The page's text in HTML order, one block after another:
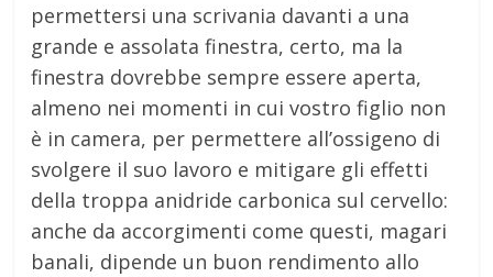
permettersi una scrivania davanti a una
grande e assolata finestra, certo, ma la
finestra dovrebbe sempre essere aperta,
almeno nei momenti in cui vostro figlio non
è in camera, per permettere all’ossigeno di
svolgere il suo lavoro e mitigare gli effetti
della troppa anidride carbonica sul cervello:
anche da accorgimenti come questi, magari
banali, dipende un buon rendimento allo